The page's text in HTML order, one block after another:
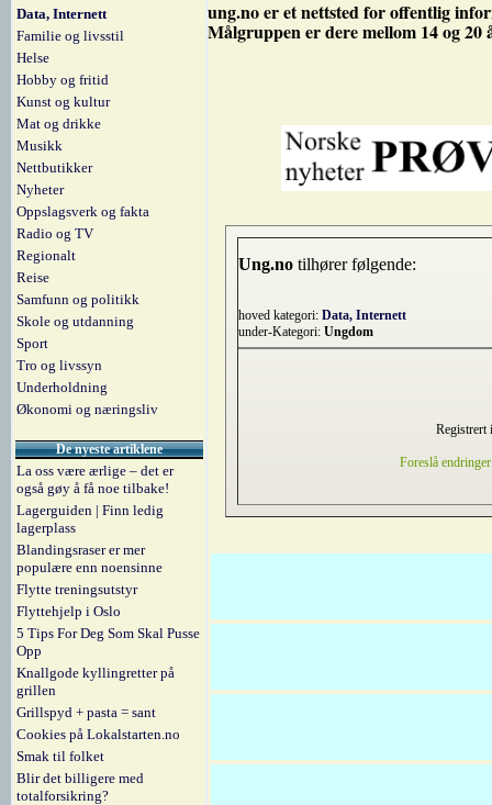
Data, Internett
Familie og livsstil
Helse
Hobby og fritid
Kunst og kultur
Mat og drikke
Musikk
Nettbutikker
Nyheter
Oppslagsverk og fakta
Radio og TV
Regionalt
Reise
Samfunn og politikk
Skole og utdanning
Sport
Tro og livssyn
Underholdning
Økonomi og næringsliv
De nyeste artiklene
La oss være ærlige – det er
også gøy å få noe tilbake!
Lagerguiden | Finn ledig
lagerplass
Blandingsraser er mer
populære enn noensinne
Flytte treningsutstyr
Flyttehjelp i Oslo
5 Tips For Deg Som Skal Pusse
Opp
Knallgode kyllingretter på
grillen
Grillspyd + pasta = sant
Cookies på Lokalstarten.no
Smak til folket
Blir det billigere med
totalforsikring?
ung.no er et nettsted for offentlig
Målgruppen er dere mellom 14 og 20
Ung.notilhører følgende:
hoved kategori: Data, Internett
under-Kategori: Ungdom
Registrert
Foreslå